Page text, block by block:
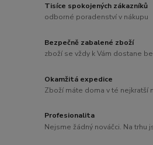
Tisíce spokojených zákazníků
odborné poradenství v nákupu
Bezpečně zabalené zboží
zboží se vždy k Vám dostane
Okamžitá expedice
Zboží máte doma v té nejkratší
Profesionalita
Nejsme žádný nováčci. Na trhu